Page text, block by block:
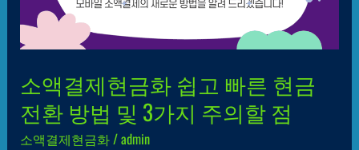
소액결제현금화 쉽고 빠른 현금
전환 방법 및 3가지 주의할 점
소액결제현금화/admin
3가지
주의할